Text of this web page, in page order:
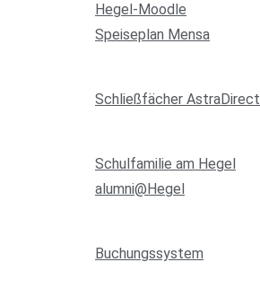
Hegel-Moodle
Speiseplan Mensa
Schließfächer AstraDirect
Schulfamilie am Hegel
alumni@Hegel
Buchungssystem